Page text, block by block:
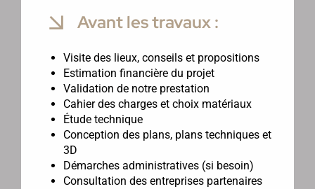
Avant les travaux :
Visite des lieux, conseils et propositions
Estimation financière du projet
Validation de notre prestation
Cahier des charges et choix matériaux
Étude technique
Conception des plans, plans techniques et
3D
Démarches administratives (si besoin)
Consultation des entreprises partenaires